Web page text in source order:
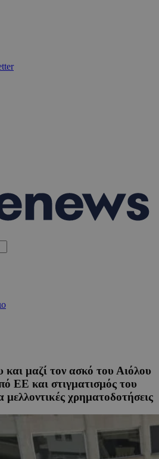
μαζί τον ασκό του Αιόλου
ΕΕ και στιγματισμός του
χρηματοδοτήσεις